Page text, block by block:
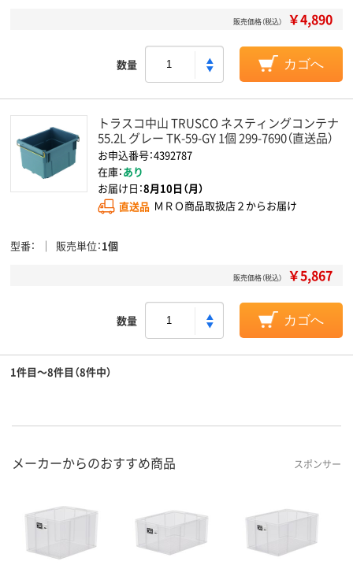
販売価格（税込） ￥4,890
数量 カゴへ
トラスコ中山 TRUSCO ネスティングコンテナ
55.2L グレー TK-59-GY 1個 299-7690（直送品）
お申込番号：4392787
在庫：あり
お届け日：8月10日（月）
直送品 ＭＲＯ商品取扱店２からお届け
型番 販売単位 1個
販売価格（税込） ￥5,867
数量 カゴへ
1件目～8件目（8件中）
メーカーからのおすすめ商品 スポンサー